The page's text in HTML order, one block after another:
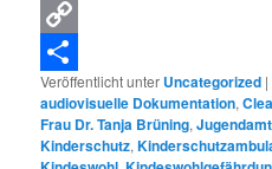
Pinterest
Copy
Link
Teilen
Veröffentlicht unter Uncategorized |
audiovisuelle Dokumentation,
Frau Dr. Tanja Brüning,Jugendamt
Kinderschutz,